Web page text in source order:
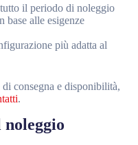
il periodo di noleggio
base alle esigenze
più adatta al
consegna e disponibilità,
.
noleggio